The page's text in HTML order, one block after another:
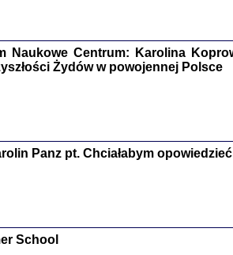
'z
Józef Zelkowicz,
CZYTAJĄC
Dziennik
Naukowe Centrum: Karolina
Żydów w powojennej Polsce
Panz pt. Chciałabym
School